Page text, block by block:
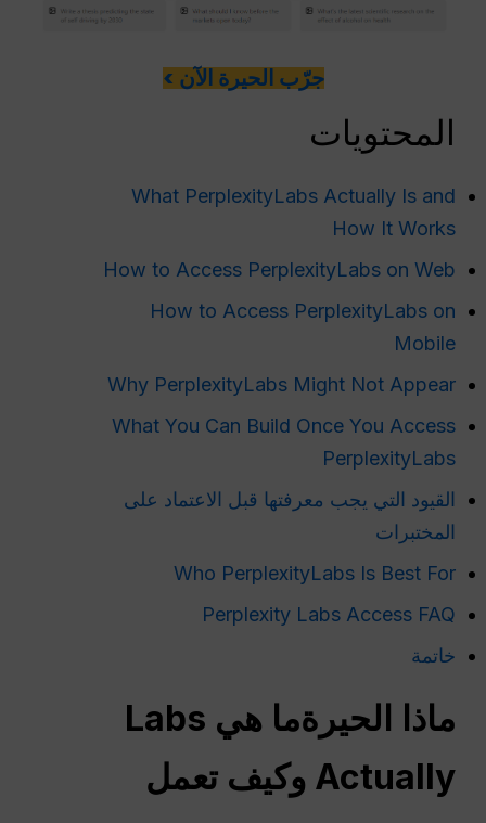
جرّب الحيرة الآن >
المحتويات
What PerplexityLabs Actually Is and
How It Works
How to Access PerplexityLabs on Web
How to Access PerplexityLabs on
Mobile
Why PerplexityLabs Might Not Appear
What You Can Build Once You Access
PerplexityLabs
القيود التي يجب معرفتها قبل الاعتماد على
المختبرات
Who PerplexityLabs Is Best For
Perplexity Labs Access FAQ
خاتمة
ماذا الحيرة
ما هي Labs
Actually وكيف تعمل